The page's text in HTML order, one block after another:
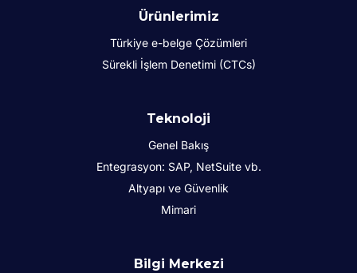
Ürünlerimiz
Türkiye e-belge Çözümleri
Sürekli İşlem Denetimi (CTCs)
Teknoloji
Genel Bakış
Entegrasyon: SAP, NetSuite vb.
Altyapı ve Güvenlik
Mimari
Bilgi Merkezi